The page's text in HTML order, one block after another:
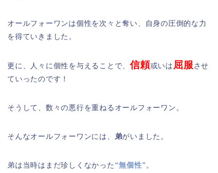
オールフォーワンは個性を次々と奪い、自身の圧倒的な力
を得ていきました。
更に、人々に個性を与えることで、信頼或いは 屈服 させ
ていったのです！
そうして、数々の悪行を重ねるオールフォーワン。
そんなオールフォーワンには、 弟がいました。
弟は当時はまだ珍しくなかった “無個性”。